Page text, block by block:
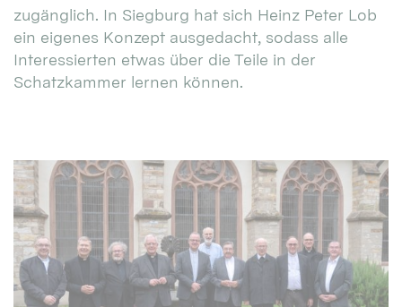
zugänglich. In Siegburg hat sich Heinz Peter Lob
ein eigenes Konzept ausgedacht, sodass alle
Interessierten etwas über die Teile in der
Schatzkammer lernen können.